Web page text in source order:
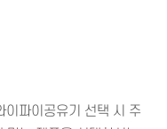
파이공유기 선택 시 주